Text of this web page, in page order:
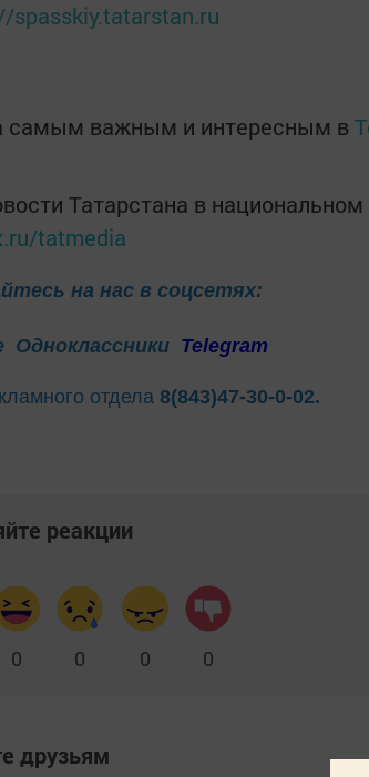
spasskiy.tatarstan.ru
самым важным и интересным в
Татарстана в
tatmedia
на нас в соцсетях:
Одноклассники Telegram
отдела 8(843)47-30-0-02.
реакции
0 0 0 0
друзьям